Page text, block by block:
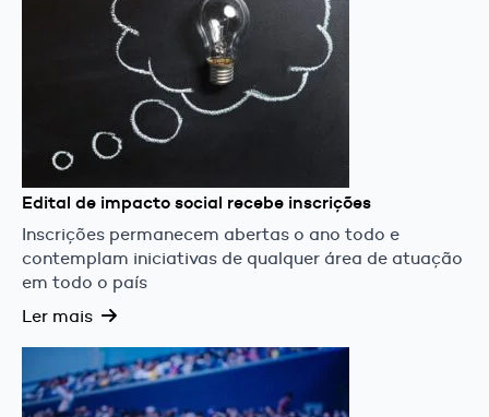
Edital de impacto social recebe inscrições
Inscrições permanecem abertas o ano todo e
contemplam iniciativas de qualquer área de atuação
em todo o país
Ler mais